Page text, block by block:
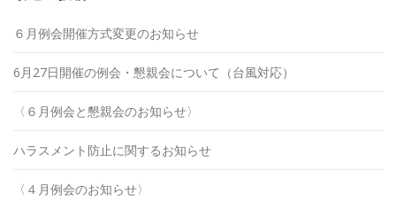
６月例会開催方式変更のお知らせ
6月27日開催の例会・懇親会について（台風対応）
〈６月例会と懇親会のお知らせ〉
ハラスメント防止に関するお知らせ
〈４月例会のお知らせ〉